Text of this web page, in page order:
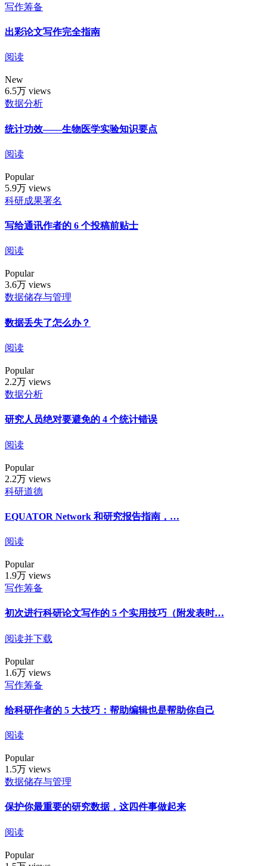
写作筹备
出彩论文写作完全指南
阅读
New
6.5万 views
数据分析
统计功效——生物医学实验知识要点
阅读
Popular
5.9万 views
科研成果署名
写给通讯作者的 6 个投稿前贴士
阅读
Popular
3.6万 views
数据储存与管理
数据丢失了怎么办？
阅读
Popular
2.2万 views
数据分析
研究人员绝对要避免的 4 个统计错误
阅读
Popular
2.2万 views
科研道德
EQUATOR Network 和研究报告指南，…
阅读
Popular
1.9万 views
写作筹备
初次进行科研论文写作的 5 个实用技巧（附发表时…
阅读并下载
Popular
1.6万 views
写作筹备
给科研作者的 5 大技巧：帮助编辑也是帮助你自己
阅读
Popular
1.5万 views
数据储存与管理
保护你最重要的研究数据，这四件事做起来
阅读
Popular